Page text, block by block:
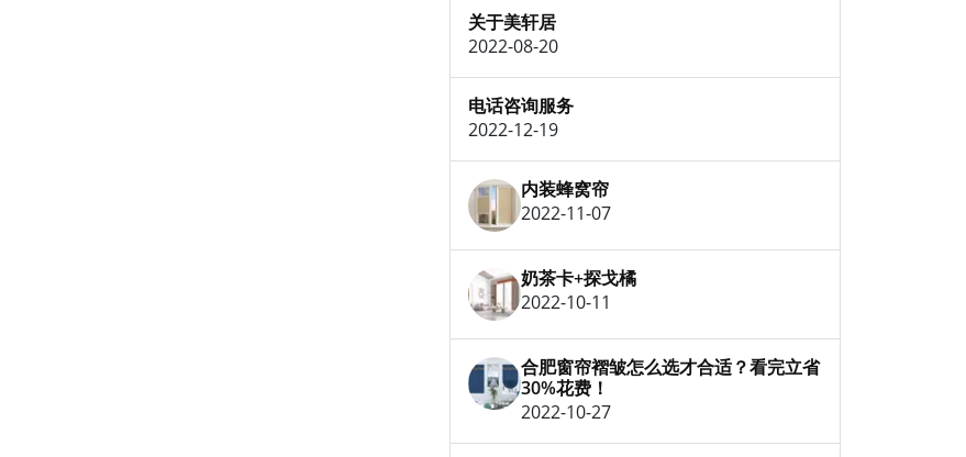
关于美轩居
2022-08-20
电话咨询服务
2022-12-19
内装蜂窝帘
2022-11-07
奶茶卡+探戈橘
2022-10-11
合肥窗帘褶皱怎么选才合适？看完立省
30%花费！
2022-10-27